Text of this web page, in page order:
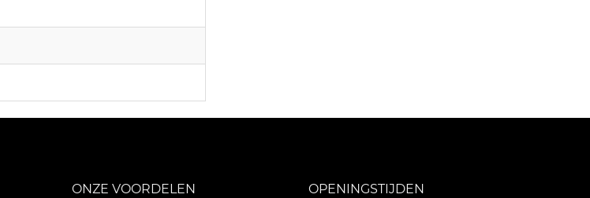
ONZE VOORDELEN OPENINGSTIJDEN